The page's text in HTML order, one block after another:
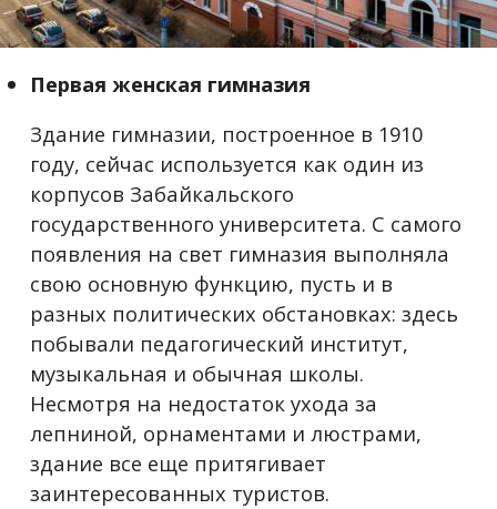
Первая женская гимназия
Здание гимназии, построенное в 1910
году, сейчас используется как один из
корпусов Забайкальского
государственного университета. С самого
появления на свет гимназия выполняла
свою основную функцию, пусть и в
разных политических обстановках: здесь
побывали педагогический институт,
музыкальная и обычная школы.
Несмотря на недостаток ухода за
лепниной, орнаментами и люстрами,
здание все еще притягивает
заинтересованных туристов.